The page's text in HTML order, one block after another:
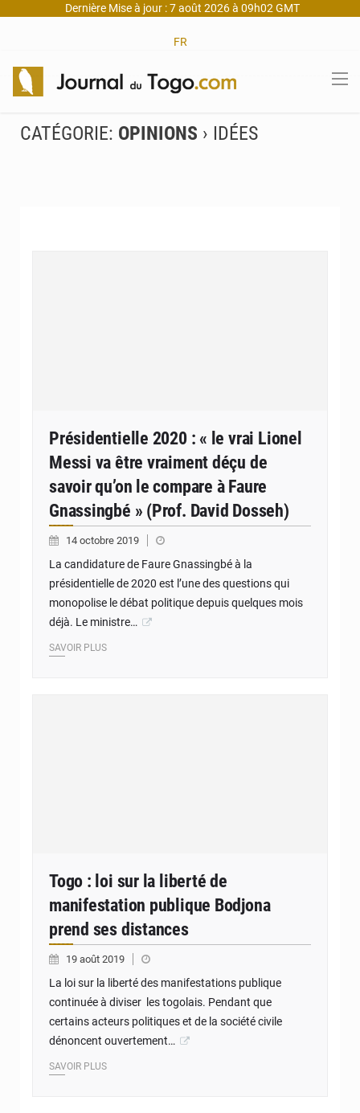
Dernière Mise à jour : 7 août 2026 à 09h02 GMT
FR
CATÉGORIE: OPINIONS › IDÉES
Présidentielle 2020 : « le vrai Lionel
Messi va être vraiment déçu de
savoir qu’on le compare à Faure
Gnassingbé » (Prof. David Dosseh)
14 octobre 2019
La candidature de Faure Gnassingbé à la
présidentielle de 2020 est l’une des questions qui
monopolise le débat politique depuis quelques mois
déjà. Le ministre…
SAVOIR PLUS
Togo : loi sur la liberté de
manifestation publique Bodjona
prend ses distances
19 août 2019
La loi sur la liberté des manifestations publique
continuée à diviser les togolais. Pendant que
certains acteurs politiques et de la société civile
dénoncent ouvertement…
SAVOIR PLUS